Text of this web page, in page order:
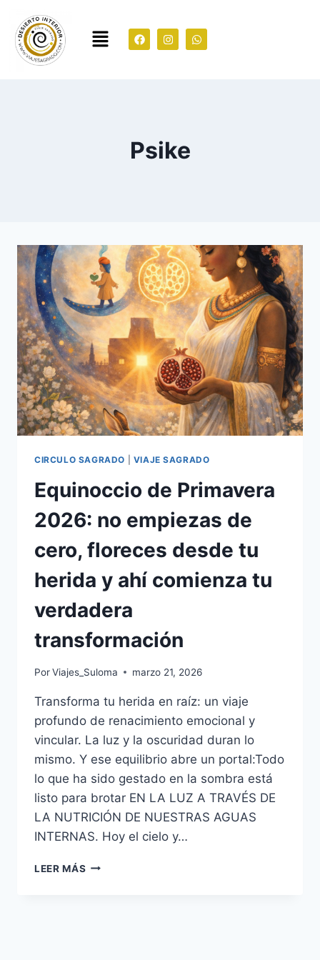
Psike
CIRCULO SAGRADO VIAJE SAGRADO
Equinoccio de Primavera
2026: no empiezas de
cero, floreces desde tu
herida y ahí comienza tu
verdadera
transformación
PorViajes_Suloma marzo 21, 2026
Transforma tu herida en raíz: un viaje
profundo de renacimiento emocional y
vincular. La luz y la oscuridad duran lo
mismo. Y ese equilibrio abre un portal:Todo
lo que ha sido gestado en la sombra está
listo para brotar EN LA LUZ A TRAVÉS DE
LA NUTRICIÓN DE NUESTRAS AGUAS
INTERNAS. Hoy el cielo y…
LEER MÁS